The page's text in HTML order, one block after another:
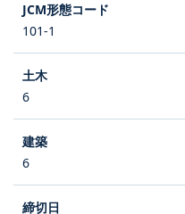
101-1
6
6